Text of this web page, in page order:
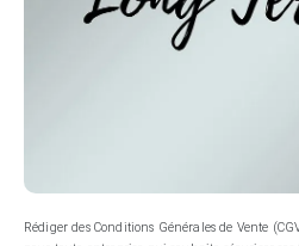
Rédiger des Conditions Générales de Vente